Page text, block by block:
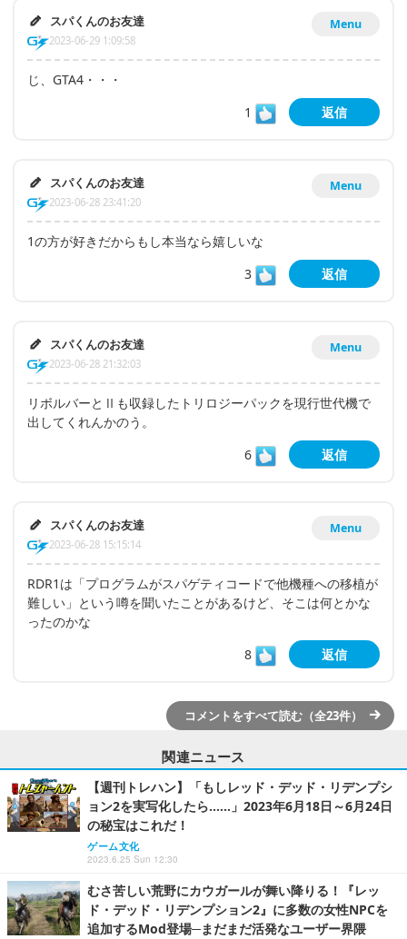
Menu
スパくんのお友達
2023-06-29 1:09:58
じ、GTA4・・・
1
返信
Menu
スパくんのお友達
2023-06-28 23:41:20
1の方が好きだからもし本当なら嬉しいな
3
返信
Menu
スパくんのお友達
2023-06-28 21:32:03
リボルバーとⅡも収録したトリロジーパックを現行世代機で
出してくれんかのう。
6
返信
Menu
スパくんのお友達
2023-06-28 15:15:14
RDR1は「プログラムがスパゲティコードで他機種への移植が
難しい」という噂を聞いたことがあるけど、そこは何とかな
ったのかな
8
返信
コメントをすべて読む（全23件）
関連ニュース
【週刊トレハン】「もしレッド・デッド・リデンプシ
ョン2を実写化したら……」2023年6月18日～6月24日
の秘宝はこれだ！
ゲーム文化
2023.6.25 Sun 12:30
むさ苦しい荒野にカウガールが舞い降りる！『レッ
ド・デッド・リデンプション2』に多数の女性NPCを
追加するMod登場─まだまだ活発なユーザー界隈